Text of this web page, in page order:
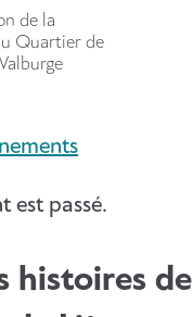
de la
Quartier de
est passé.
histoires de